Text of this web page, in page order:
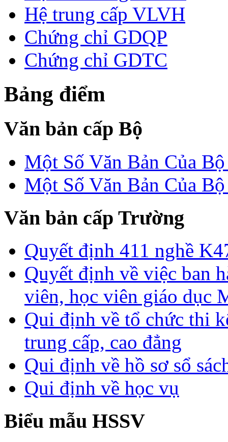
Hệ trung cấp VLVH
Chứng chỉ GDQP
Chứng chỉ GDTC
Bảng điểm
Văn bản cấp Bộ
Một Số Văn Bản Của
Một Số Văn Bản Của
Văn bản cấp Trường
Quyết định 411 nghề
Quyết định về việc ban
viên, học viên giáo dục
Qui định về tổ chức thi
trung cấp, cao đẳng
Qui định về hồ sơ sổ
Qui định về học vụ
Biểu mẫu HSSV